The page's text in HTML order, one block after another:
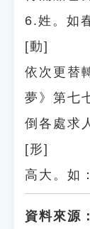
6.姓。如
[動]
依次更替
夢》第七
倒各處求
[形]
高大。如
資料來源：